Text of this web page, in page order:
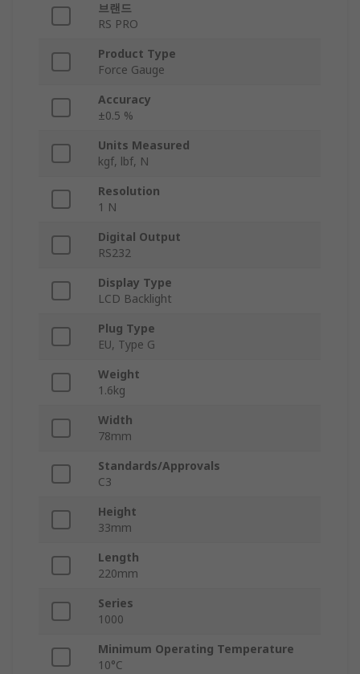
브랜드
RS PRO
Product Type
Force Gauge
Accuracy
±0.5 %
Units Measured
kgf, lbf, N
Resolution
1 N
Digital Output
RS232
Display Type
LCD Backlight
Plug Type
EU, Type G
Weight
1.6kg
Width
78mm
Standards/Approvals
C3
Height
33mm
Length
220mm
Series
1000
Minimum Operating Temperature
10°C